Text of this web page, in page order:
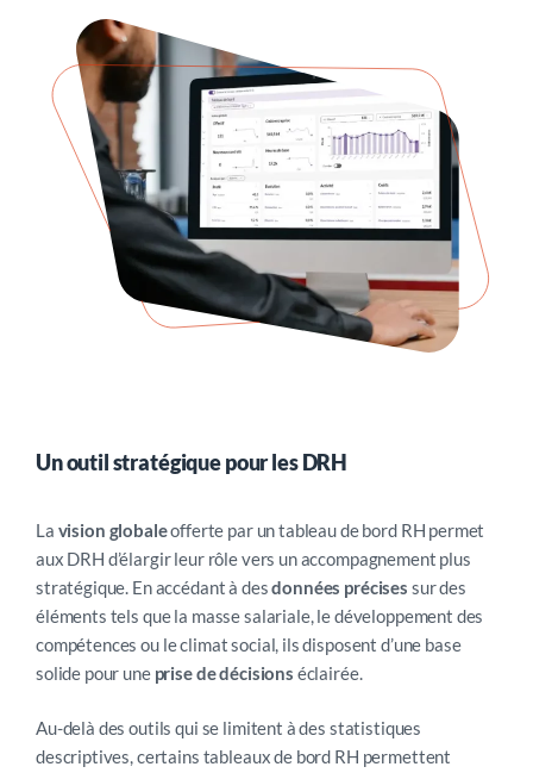
Un outil stratégique pour les DRH
La vision globaleofferte par un tableau de bord RH permet
aux DRH d’élargir leur rôle vers un accompagnement plus
stratégique. En accédant à desdonnées précises sur des
éléments tels que la masse salariale, le développement des
compétences ou le climat social, ils disposent d’une base
solide pour une prise de décisions éclairée.
Au-delà des outils qui se limitent à des statistiques
descriptives, certains tableaux de bord RH permettent